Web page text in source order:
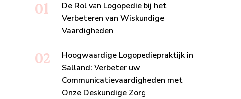
De Rol van Logopedie bij het
Verbeteren van Wiskundige
Vaardigheden
Hoogwaardige Logopediepraktijk in
Salland: Verbeter uw
Communicatievaardigheden met
Onze Deskundige Zorg